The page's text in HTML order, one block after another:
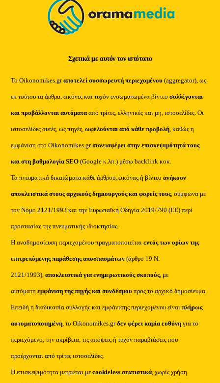
Σχετικά με αυτόν τον ιστότοπο
Το Oikonomikes.grαποτελεί συσσωρευτή περιεχομένου (aggregator), ως
εκ τούτου τα άρθρα, εικόνες και τυχόν ενσωματωμένα βίντεοσυλλέγονται
και προβάλλονται αυτόματααπό τρίτες, ελληνικές και μη, ιστοσελίδες. Οι
ιστοσελίδες αυτές, ως πηγές,ωφελούνται από κάθε προβολή, καθώς η
εμφάνιση στο Oikonomikes.grσυνεισφέρει στην επισκεψιμότητά τους
και στη βαθμολογία SEO (Google κ.λπ.) μέσω backlink κοκ.
Τα πνευματικά δικαιώματα κάθε άρθρου, εικόνας ή βίντεοανήκουν
αποκλειστικά στους αρχικούς δημιουργούς και φορείς τους, σύμφωνα με
τον Νόμο 2121/1993 και την Ευρωπαϊκή Οδηγία 2019/790 (ΕΕ) περί
προστασίας της πνευματικής ιδιοκτησίας.
Η αναδημοσίευση περιεχομένου πραγματοποιείταιεντός των ορίων της
επιτρεπόμενης παράθεσης αποσπασμάτων (άρθρο 19 Ν.
2121/1993), αποκλειστικά για ενημερωτικούς σκοπούς, με
αυτόματηεμφάνιση της πηγής και συνδέσμου προς το αρχικό δημοσίευμα.
Επειδή η διαδικασία συλλογής και εμφάνισης περιεχομένου είναιπλήρως
αυτοματοποιημένη, το Oikonomikes.grδεν φέρει καμία ευθύνη για το
περιεχόμενο, την ακρίβεια, τις απόψεις ή τυχόν παραβιάσεις που
προέρχονται από τρίτες ιστοσελίδες.
Η επισκεψιμότητα μετριέται μεcookieless στατιστικά, χωρίς χρήση